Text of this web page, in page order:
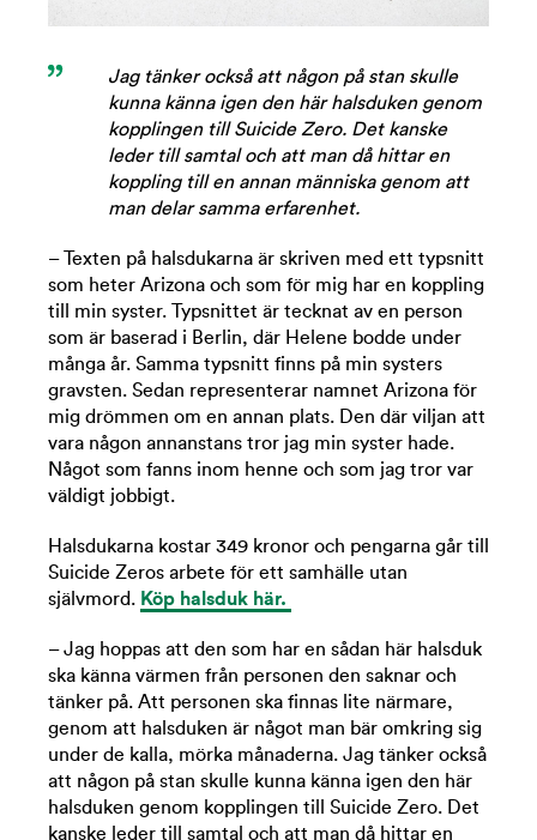
Jag tänker också att någon på stan skulle
kunna känna igen den här halsduken genom
kopplingen till Suicide Zero. Det kanske
leder till samtal och att man då hittar en
koppling till en annan människa genom att
man delar samma erfarenhet.
– Texten på halsdukarna är skriven med ett typsnitt
som heter Arizona och som för mig har en koppling
till min syster. Typsnittet är tecknat av en person
som är baserad i Berlin, där Helene bodde under
många år. Samma typsnitt finns på min systers
gravsten. Sedan representerar namnet Arizona för
mig drömmen om en annan plats. Den där viljan att
vara någon annanstans tror jag min syster hade.
Något som fanns inom henne och som jag tror var
väldigt jobbigt.
Halsdukarna kostar 349 kronor och pengarna går till
Suicide Zeros arbete för ett samhälle utan
självmord. Köp halsduk här.
– Jag hoppas att den som har en sådan här halsduk
ska känna värmen från personen den saknar och
tänker på. Att personen ska finnas lite närmare,
genom att halsduken är något man bär omkring sig
under de kalla, mörka månaderna. Jag tänker också
att någon på stan skulle kunna känna igen den här
halsduken genom kopplingen till Suicide Zero. Det
kanske leder till samtal och att man då hittar en